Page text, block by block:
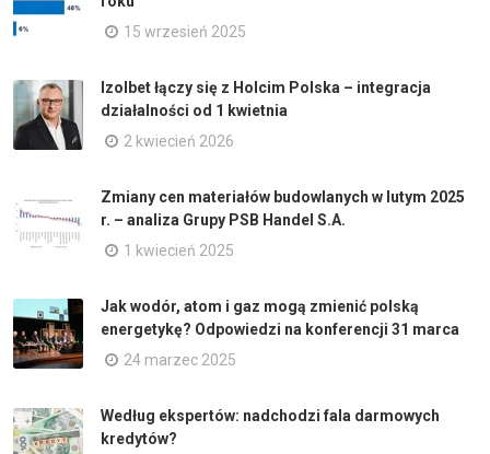
15 wrzesień 2025
Izolbet łączy się z Holcim Polska – integracja
działalności od 1 kwietnia
2 kwiecień 2026
Zmiany cen materiałów budowlanych w lutym 2025
r. – analiza Grupy PSB Handel S.A.
1 kwiecień 2025
Jak wodór, atom i gaz mogą zmienić polską
energetykę? Odpowiedzi na konferencji 31 marca
24 marzec 2025
Według ekspertów: nadchodzi fala darmowych
kredytów?